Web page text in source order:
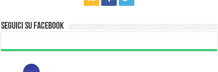
Seguici su Facebook